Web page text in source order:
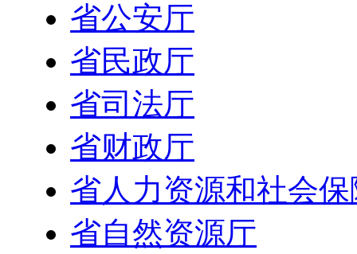
省公安厅
省民政厅
省司法厅
省财政厅
省人力资源和社会
省自然资源厅